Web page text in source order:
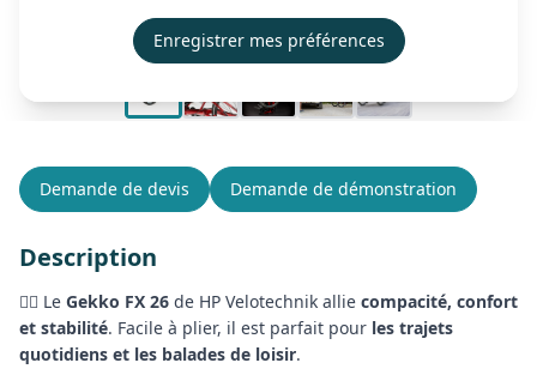
Démonstration
Créer mon compte
Se connecter
Demande de devis Demande de démonstration
Description
🚴‍♂️ Le Gekko FX 26 de HP Velotechnik allie compacité, confort
et stabilité. Facile à plier, il est parfait pour les trajets
quotidiens et les balades de loisir.
Enregistrer mes préférences